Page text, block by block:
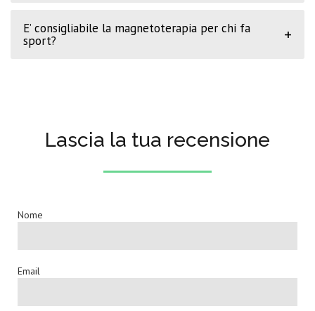
E’ consigliabile la magnetoterapia per chi fa
sport?
+
Lascia la tua recensione
Nome
Email